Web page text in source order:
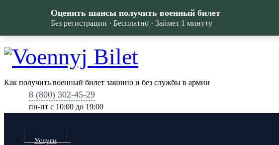
Как получить военный билет законно и без службы в армии
8 (800) 302-45-29
пн-пт c 10:00 до 19:00
Услуги
Оценить шансы получить военный билет
Без регистрации · Бесплатно · Займет 1 минуту